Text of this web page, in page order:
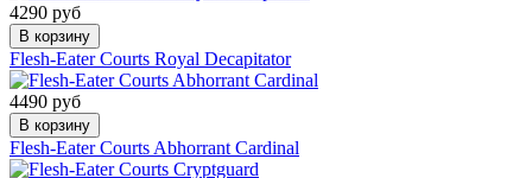
4290 руб
В корзину
Flesh-Eater Courts Royal Decapitator
4490 руб
В корзину
Flesh-Eater Courts Abhorrant Cardinal